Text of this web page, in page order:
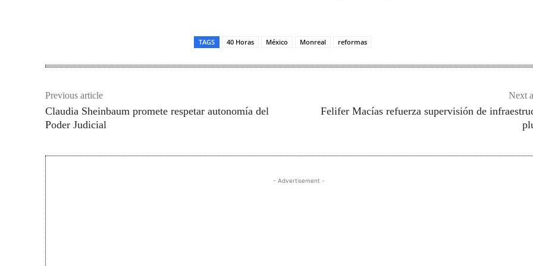
TAGS 40 Horas México Monreal reformas
Previous article
Claudia Sheinbaum promete respetar autonomía del
Poder Judicial
Next
Felifer Macías refuerza supervisión de
- Advertisement -